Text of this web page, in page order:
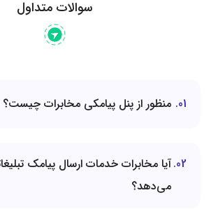
سوالات متداول
01 منظور از پنل پیامکی مخابرات چیست؟
02 آیا مخابرات خدمات ارسال پیامک
می‌دهد؟